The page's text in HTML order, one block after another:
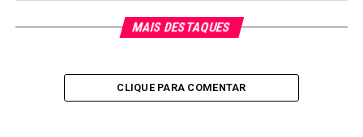
MAIS DESTAQUES
CLIQUE PARA COMENTAR